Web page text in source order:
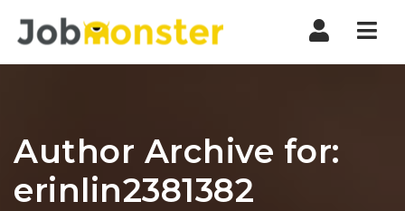
Author Archive for:
erinlin2381382